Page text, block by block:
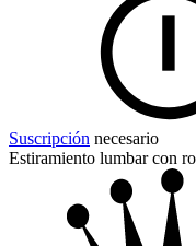
Suscripción necesario
Estiramiento lumbar con